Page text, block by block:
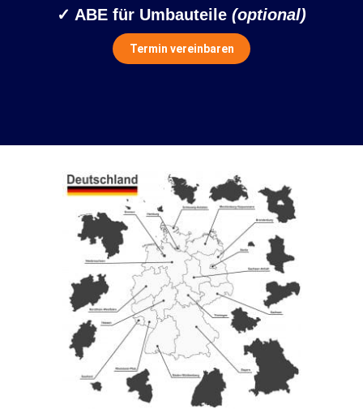
✓ ABE für Umbauteile (optional)
Termin vereinbaren